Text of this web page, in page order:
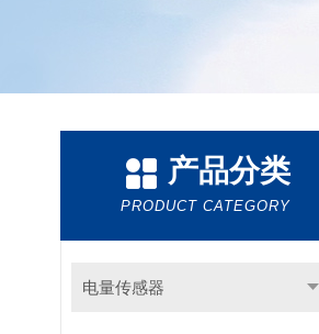
产品分类
PRODUCT CATEGORY
电量传感器